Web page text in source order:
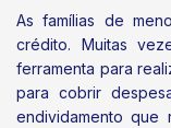
As famílias de
crédito. Muitas
ferramenta para
para cobrir
endividamento que